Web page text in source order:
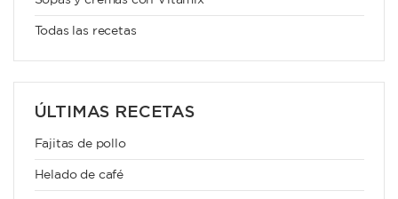
Todas las recetas
ÚLTIMAS RECETAS
Fajitas de pollo
Helado de café